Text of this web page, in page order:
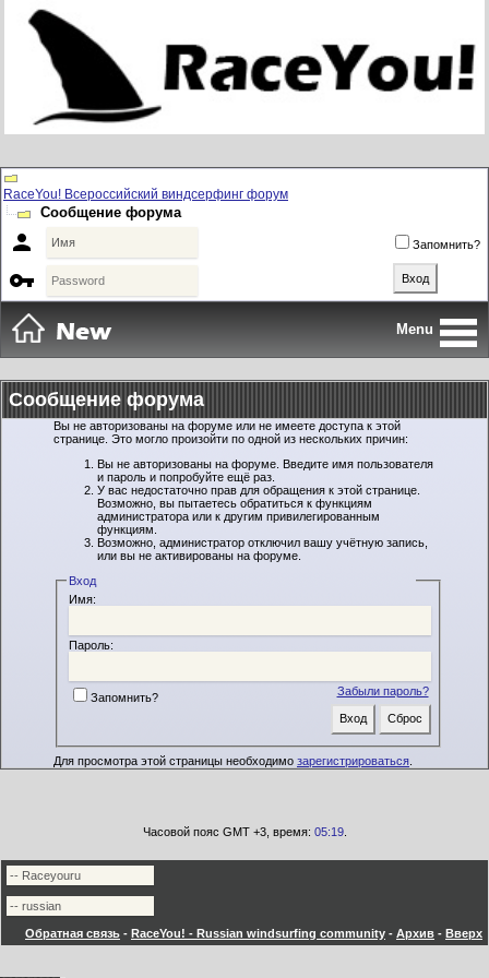
RaceYou! Всероссийский виндсерфинг форум
Сообщение форума
 Запомнить?

Menu
Сообщение форума
Вы не авторизованы на форуме или не имеете доступа к этой
странице. Это могло произойти по одной из нескольких причин:
Вы не авторизованы на форуме. Введите имя пользователя
и пароль и попробуйте ещё раз.
У вас недостаточно прав для обращения к этой странице.
Возможно, вы пытаетесь обратиться к функциям
администратора или к другим привилегированным
функциям.
Возможно, администратор отключил вашу учётную запись,
или вы не активированы на форуме.
Вход
Имя:
Пароль:
Забыли пароль?
Запомнить?
Для просмотра этой страницы необходимо зарегистрироваться
Часовой пояс GMT +3, время: 05:19.
Обратная связь - RaceYou! - Russian windsurfing community - Архив - Вверх